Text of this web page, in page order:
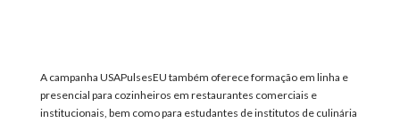
A campanha USAPulsesEU também oferece formação em linha e
presencial para cozinheiros em restaurantes comerciais e
institucionais, bem comopara estudantes deinstitutos de culinária